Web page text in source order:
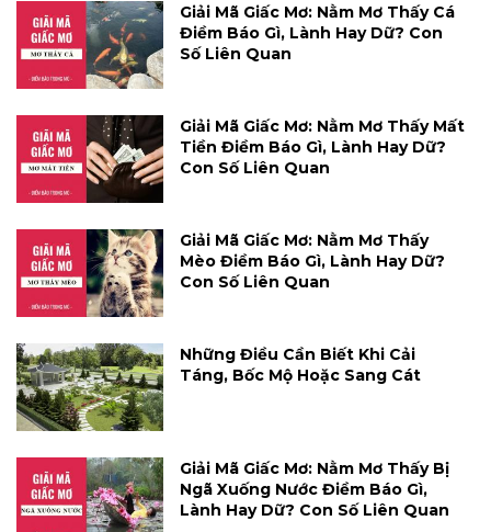
Giải Mã Giấc Mơ: Nằm Mơ Thấy Cá
Điềm Báo Gì, Lành Hay Dữ? Con
Số Liên Quan
Giải Mã Giấc Mơ: Nằm Mơ Thấy Mất
Tiền Điềm Báo Gì, Lành Hay Dữ?
Con Số Liên Quan
Giải Mã Giấc Mơ: Nằm Mơ Thấy
Mèo Điềm Báo Gì, Lành Hay Dữ?
Con Số Liên Quan
Những Điều Cần Biết Khi Cải
Táng, Bốc Mộ Hoặc Sang Cát
Giải Mã Giấc Mơ: Nằm Mơ Thấy Bị
Ngã Xuống Nước Điềm Báo Gì,
Lành Hay Dữ? Con Số Liên Quan